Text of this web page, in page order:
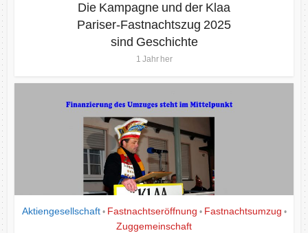
Die Kampagne und der Klaa
Pariser-Fastnachtszug 2025
sind Geschichte
1 Jahr her
Aktiengesellschaft • Fastnachtseröffnung • Fastnachtsumzug •
Zuggemeinschaft